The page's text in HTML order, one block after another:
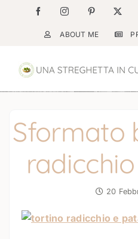
contenuto
FacebookInstagramPinterest
ABOUT ME
Sformato
20